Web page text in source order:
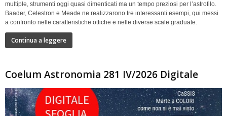
multiple, strumenti oggi quasi dimenticati ma un tempo preziosi per l’astrofilo.
Baader, Celestron e Meade ne realizzarono tre interessanti esempi, qui messi
a confronto nelle caratteristiche ottiche e nelle diverse scale graduate.
Continua a leggere
Coelum Astronomia 281 IV/2026 Digitale